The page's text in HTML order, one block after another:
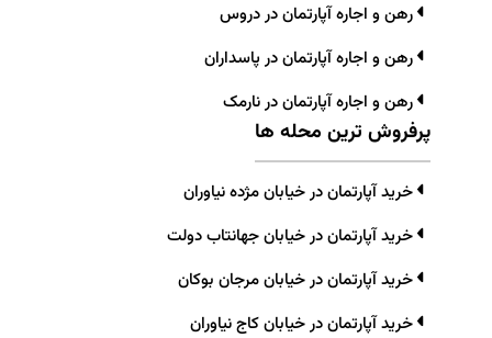
رهن و اجاره آپارتمان در دروس
رهن و اجاره آپارتمان در پاسداران
رهن و اجاره آپارتمان در نارمک
پرفروش ترین محله ها
خرید آپارتمان در خیابان مژده نیاوران
خرید آپارتمان در خیابان جهانتاب دولت
خرید آپارتمان در خیابان مرجان بوکان
خرید آپارتمان در خیابان کاج نیاوران